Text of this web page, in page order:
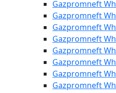
Gazpromneft
Gazpromneft
Gazpromneft
Gazpromneft
Gazpromneft
Gazpromneft
Gazpromneft
Gazpromneft